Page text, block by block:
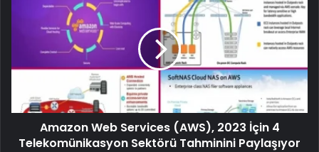
Amazon Web Services (AWS), 2023 İçin 4
Telekomünikasyon Sektörü Tahminini Paylaşıyor